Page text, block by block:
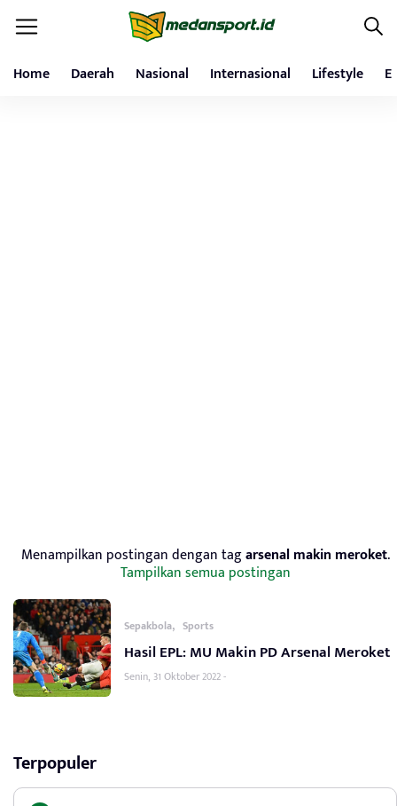
Home Daerah Nasional Internasional Lifestyle
Menampilkan postingan dengan tagarsenal makin meroket.
Tampilkan semua postingan
Sepakbola, Sports
Hasil EPL: MU Makin PD Arsenal Meroket
Senin, 31 Oktober 2022 -
Terpopuler